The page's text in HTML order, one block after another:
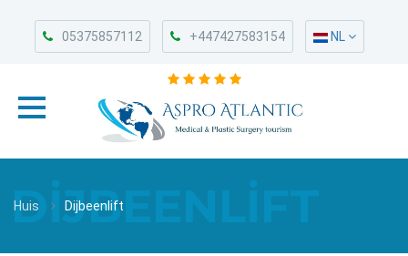
05375857112 +447427583154 NL
DIJBEENLIFT
Huis Dijbeenlift